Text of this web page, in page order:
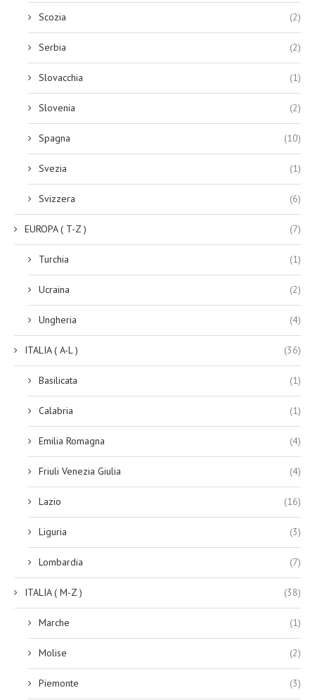
Scozia (2)
Serbia (2)
Slovacchia (1)
Slovenia (2)
Spagna (10)
Svezia (1)
Svizzera (6)
EUROPA ( T-Z ) (7)
Turchia (1)
Ucraina (2)
Ungheria (4)
ITALIA ( A-L ) (36)
Basilicata (1)
Calabria (1)
Emilia Romagna (4)
Friuli Venezia Giulia (4)
Lazio (16)
Liguria (3)
Lombardia (7)
ITALIA ( M-Z ) (38)
Marche (1)
Molise (2)
Piemonte (3)